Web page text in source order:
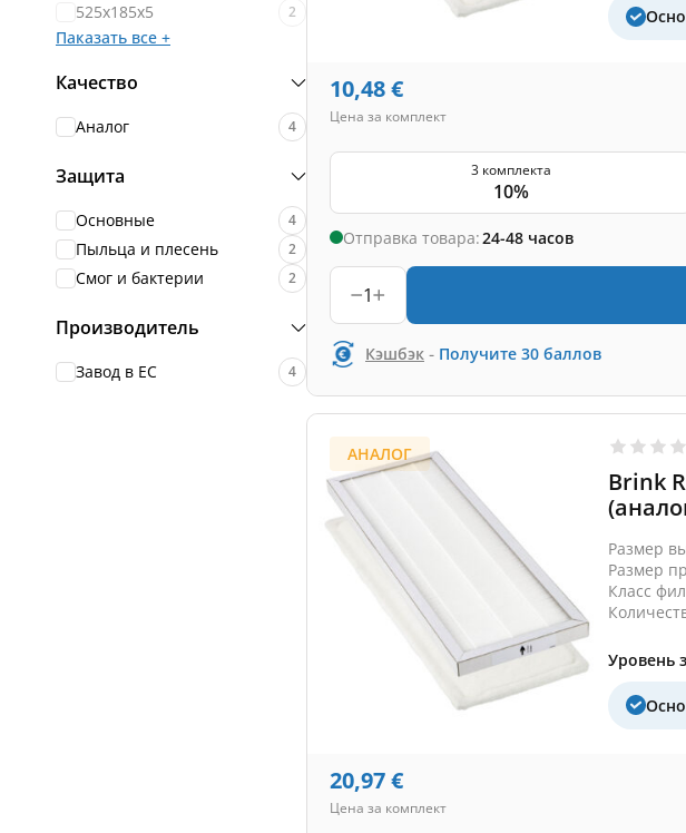
525x185x5 2
Паказать все +
Качество
Аналог 4
Защита
Основные 4
Пыльца и плесень 2
Смог и бактерии 2
Производитель
Завод в ЕС 4
10,48€
Цена за комплект
3 комплекта
10%
Отправка товара:24-48 часов
1
Кэшбэк - Получите 30 баллов
АНАЛОГ
Brink
Размер
Размер
Класс
Уровень
20,97€
Цена за комплект